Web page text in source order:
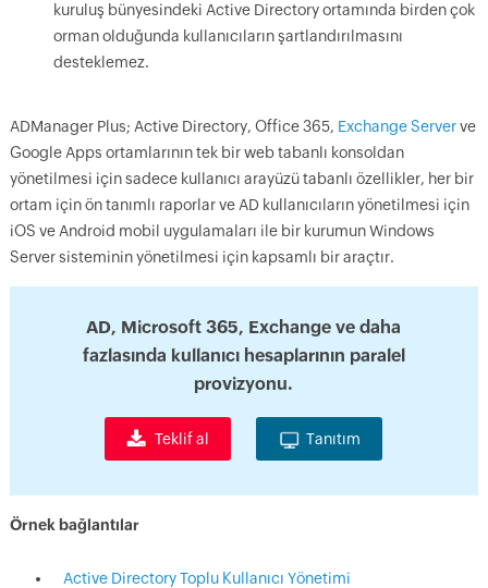
kuruluş bünyesindeki Active Directory ortamında birden çok
orman olduğunda kullanıcıların şartlandırılmasını
desteklemez.
ADManager Plus; Active Directory, Office 365, Exchange Serverve
Google Apps ortamlarının tek bir web tabanlı konsoldan
yönetilmesi için sadece kullanıcı arayüzü tabanlı özellikler, her bir
ortam için ön tanımlı raporlar ve AD kullanıcıların yönetilmesi için
iOS ve Android mobil uygulamaları ile bir kurumun Windows
Server sisteminin yönetilmesi için kapsamlı bir araçtır.
AD, Microsoft 365, Exchange ve daha
fazlasında kullanıcı hesaplarının paralel
provizyonu.
Teklif al Tanıtım
Örnek bağlantılar
Active Directory Toplu Kullanıcı Yönetimi